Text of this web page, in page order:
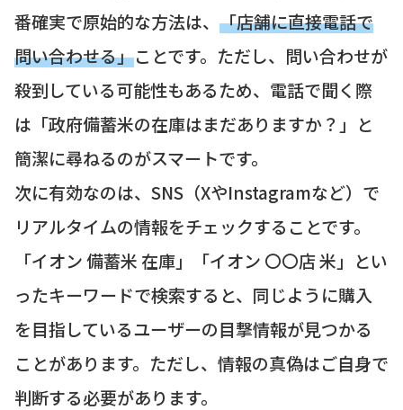
番確実で原始的な方法は、 「店舗に直接電話で
問い合わせる」ことです。ただし、問い合わせが
殺到している可能性もあるため、電話で聞く際
は「政府備蓄米の在庫はまだありますか？」と
簡潔に尋ねるのがスマートです。
次に有効なのは、SNS（XやInstagramなど）で
リアルタイムの情報をチェックすることです。
「イオン 備蓄米 在庫」「イオン 〇〇店 米」とい
ったキーワードで検索すると、同じように購入
を目指しているユーザーの目撃情報が見つかる
ことがあります。ただし、情報の真偽はご自身で
判断する必要があります。